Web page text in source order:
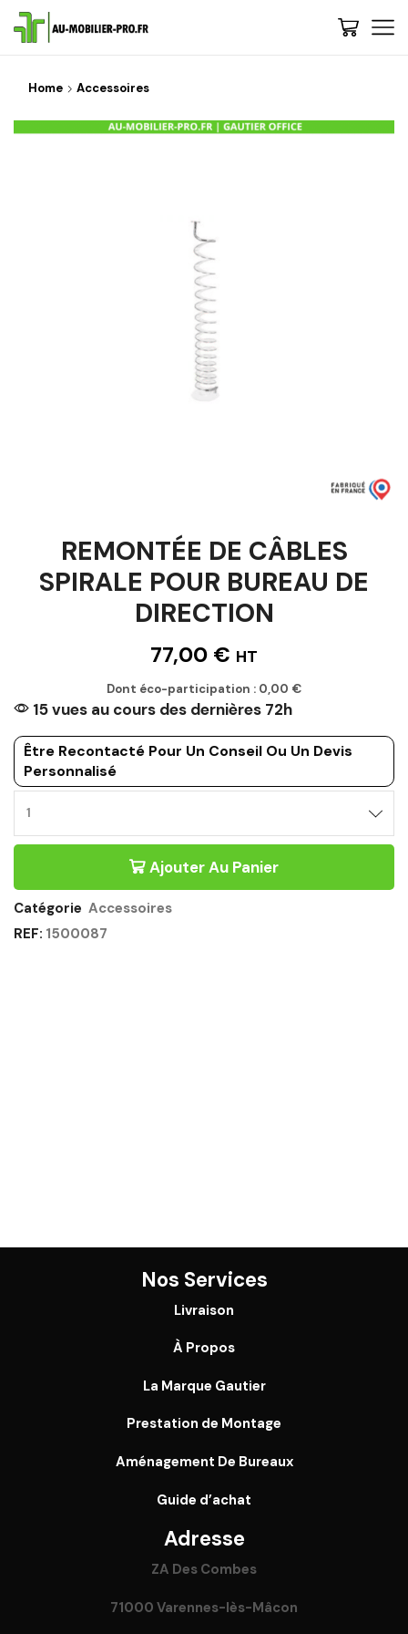
Home Accessoires
REMONTÉE DE CÂBLES
SPIRALE POUR BUREAU DE
DIRECTION
77,00 € HT
Dont éco-participation : 0,00 €
15 vues au cours des dernières 72h
Être Recontacté Pour Un Conseil Ou Un Devis
Personnalisé
DE
SPIRALE
Ajouter Au Panier
Catégorie Accessoires
REF: 1500087
Nos Services
Livraison
À Propos
La Marque Gautier
Prestation de Montage
Aménagement De Bureaux
Guide d’achat
Adresse
ZA Des Combes
71000 Varennes-lès-Mâcon